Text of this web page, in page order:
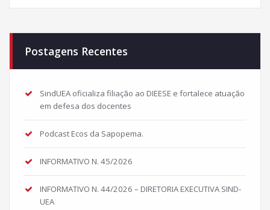
Postagens Recentes
SindUEA oficializa filiação ao DIEESE e fortalece atuação
em defesa dos docentes
Podcast Ecos da Sapopema.
INFORMATIVO N. 45/2026
INFORMATIVO N. 44/2026 – DIRETORIA EXECUTIVA SIND-
UEA